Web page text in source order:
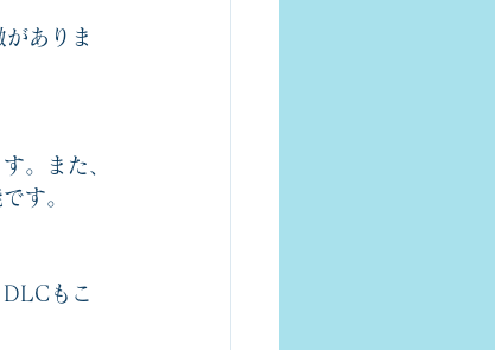
ありま
。また、
す。
もこ